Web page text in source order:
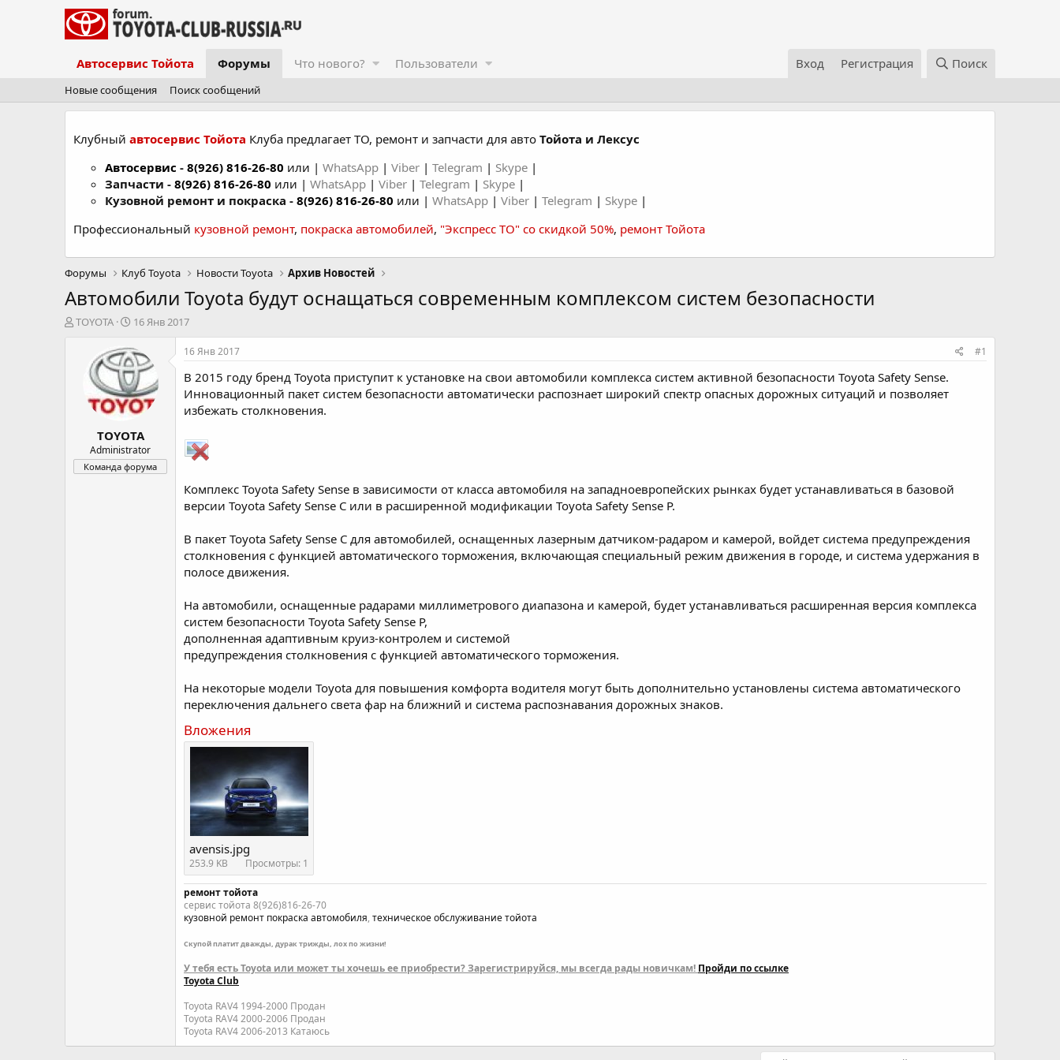
Автосервис Тойота Форумы Что нового? Пользователи Вход Регистрация Поиск
Новые сообщения Поиск сообщений
Клубный автосервис Тойота Клуба предлагает ТО, ремонт и запчасти для авто Тойота и Лексус
Автосервис - 8(926) 816-26-80 или | WhatsApp | Viber | Telegram | Skype |
Запчасти - 8(926) 816-26-80 или | WhatsApp | Viber | Telegram | Skype |
Кузовной ремонт и покраска - 8(926) 816-26-80 или | WhatsApp | Viber | Telegram | Skype |
Профессиональный кузовной ремонт, покраска автомобилей, "Экспресс ТО" со скидкой 50%, ремонт Тойота
Форумы Клуб Toyota Новости Toyota Архив Новостей
Автомобили Toyota будут оснащаться современным комплексом систем безопасности
А
TOYOTA
Д
т
а
н
а
ч
л
а
16 Янв 2017
TOYOTA
Administrator
Команда форума
16 Янв 2017 #1
В 2015 году бренд Toyota приступит к установке на свои автомобили комплекса систем активной безопасности Toyota Safety Sense.
Инновационный пакет систем безопасности автоматически распознает широкий спектр опасных дорожных ситуаций и позволяет
избежать столкновения.
Комплекс Toyota Safety Sense в зависимости от класса автомобиля на западноевропейских рынках будет устанавливаться в базовой
версии Toyota Safety Sense C или в расширенной модификации Toyota Safety Sense P.
В пакет Toyota Safety Sense C для автомобилей, оснащенных лазерным датчиком-радаром и камерой, войдет система предупреждения
столкновения с функцией автоматического торможения, включающая специальный режим движения в городе, и система удержания в
полосе движения.
На автомобили, оснащенные радарами миллиметрового диапазона и камерой, будет устанавливаться расширенная версия комплекса
систем безопасности Toyota Safety Sense P,
дополненная адаптивным круиз-контролем и системой
предупреждения столкновения с функцией автоматического торможения.
На некоторые модели Toyota для повышения комфорта водителя могут быть дополнительно установлены система автоматического
переключения дальнего света фар на ближний и система распознавания дорожных знаков.
Вложения
avensis.jpg
253.9 KB Просмотры: 1
ремонт тойота
сервис тойота 8(926)816-26-70
кузовной ремонт покраска автомобиля, техническое обслуживание тойота
Скупой платит дважды, дурак трижды, лох по жизни!
У тебя есть Toyota или может ты хочешь ее приобрести? Зарегистрируйся, мы всегда рады новичкам! Пройди по ссылке
Toyota Club
Toyota RAV4 1994-2000 Продан
Toyota RAV4 2000-2006 Продан
Toyota RAV4 2006-2013 Катаюсь